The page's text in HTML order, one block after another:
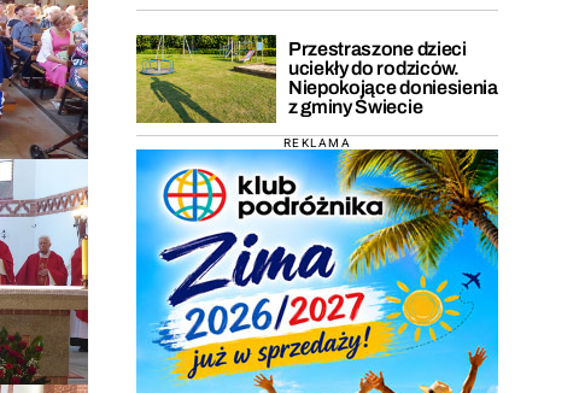
Przestraszone dzieci
uciekły do rodziców.
Niepokojące doniesienia
z gminy Świecie
REKLAMA